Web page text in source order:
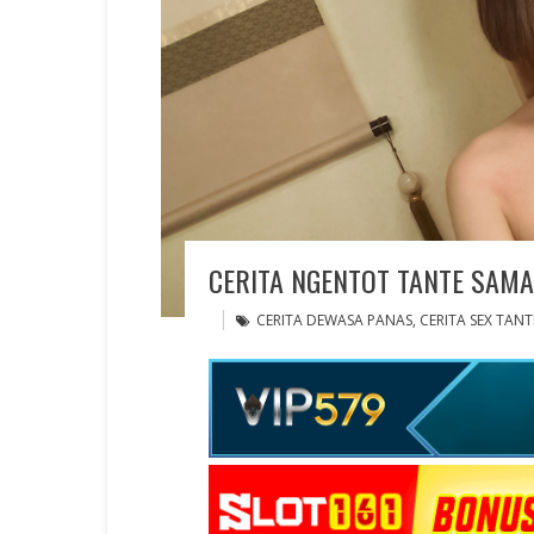
CERITA NGENTOT TANTE
CERITA DEWASA PANAS, CERITA SEX